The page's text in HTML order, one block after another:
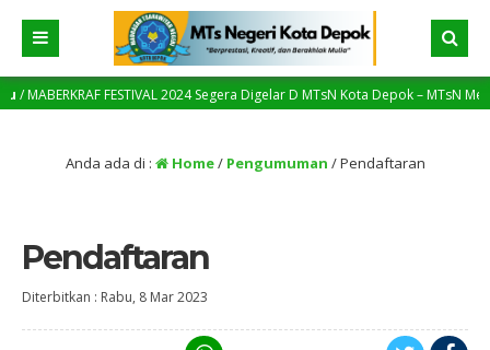
/ MABERKRAF FESTIVAL 2024 Segera Digelar D MTsN Kota Depok – MTsN
Anda ada di : Home/ Pengumuman /Pendaftaran
Pendaftaran
Diterbitkan : Rabu, 8 Mar 2023